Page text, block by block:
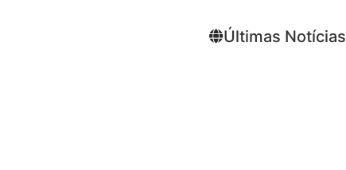
Últimas Notícias